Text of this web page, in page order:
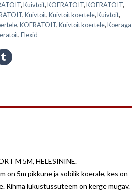
,Kuivtoit,KOERATOIT,KOERATOIT,
,Kuivtoit,Kuivtoit koertele,Kuivtoit,
,KOERATOIT,Kuivtoit koertele,Koeraga
,Flexid
M 5M, HELESININE.
on 5m pikkune ja sobilik koerale, kes on
Rihma lukustussüteem on kerge mugav.